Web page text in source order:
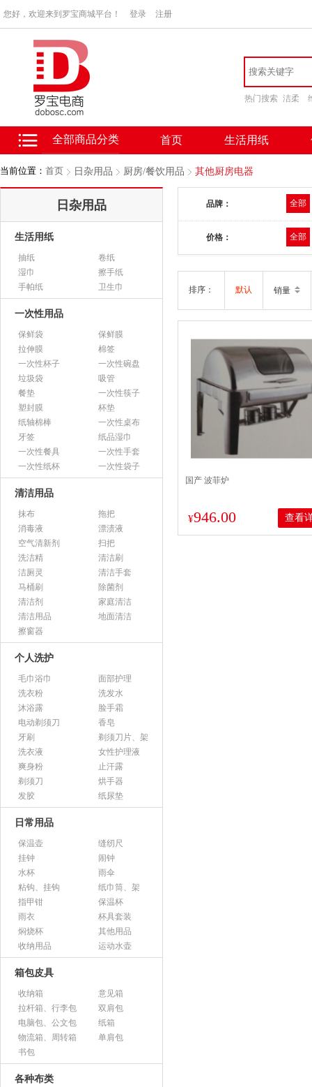
您好，欢迎来到罗宝商城平台！ 登录 注册
热门搜索 洁柔
全部商品分类 首页 生活用纸
当前位置： 首页 日杂用品 厨房/餐饮用品 其他厨房电器
日杂用品
生活用纸
抽纸
卷纸
湿巾
擦手纸
手帕纸
卫生巾
一次性用品
保鲜袋
保鲜膜
拉伸膜
棉签
一次性杯子
一次性碗盘
垃圾袋
吸管
餐垫
一次性筷子
塑封膜
杯垫
纸轴棉棒
一次性桌布
牙签
纸品湿巾
一次性餐具
一次性手套
一次性纸杯
一次性袋子
清洁用品
抹布
拖把
消毒液
漂渍液
空气清新剂
扫把
洗洁精
清洁刷
洁厕灵
清洁手套
马桶刷
除菌剂
清洁剂
家庭清洁
清洁用品
地面清洁
擦窗器
个人洗护
毛巾浴巾
面部护理
洗衣粉
洗发水
沐浴露
脸手霜
电动剃须刀
香皂
牙刷
剃须刀片、架
洗衣液
女性护理液
爽身粉
止汗露
剃须刀
烘手器
发胶
纸尿垫
日常用品
保温壶
缝纫尺
挂钟
闹钟
水杯
雨伞
粘钩、挂钩
纸巾筒、架
指甲钳
保温杯
雨衣
杯具套装
焖烧杯
其他用品
收纳用品
运动水壶
箱包皮具
收纳箱
意见箱
拉杆箱、行李包
双肩包
电脑包、公文包
纸箱
物流箱、周转箱
单肩包
书包
各种布类
品牌： 全部
价格： 全部
排序： 默认 销量
国产 波菲炉
¥946.00 查看